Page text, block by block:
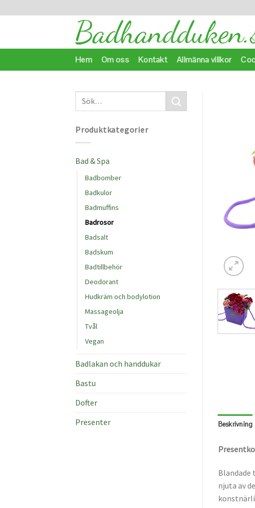
to
Hem Om oss Kontakt Allmänna villkor
Produktkategorier
Bad & Spa
Badbomber
Badkulor
Badmuffins
Badrosor
Badsalt
Badskum
Badtillbehör
Deodorant
Hudkräm och bodylotion
Massageolja
Tvål
Vegan
Badlakan och handdukar
Bastu
Dofter
Presenter
Beskrivning
njuta av